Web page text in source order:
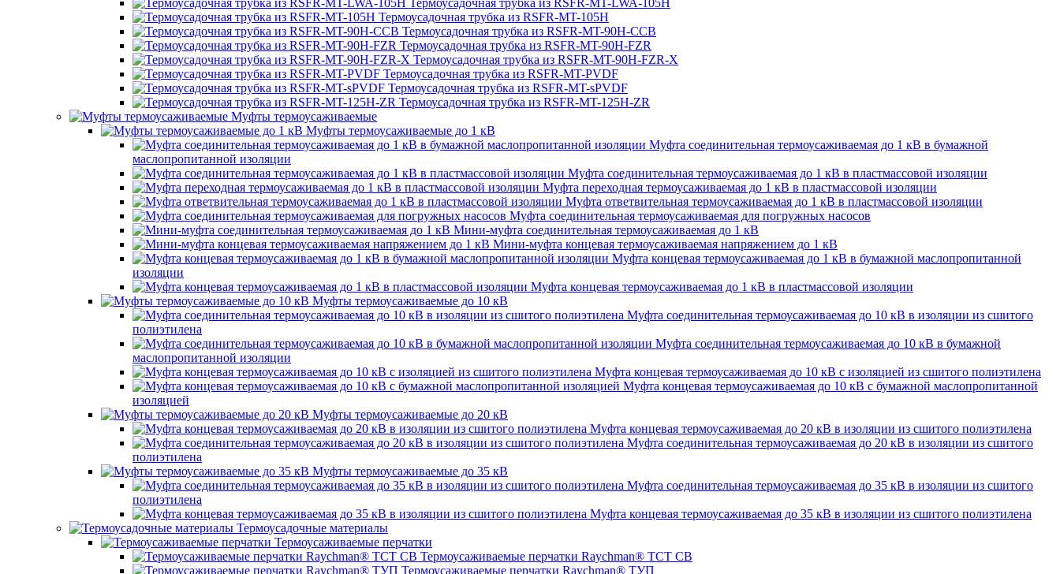
Термоусадочная трубка из RSFR-MT-LWA-105H
Термоусадочная трубка из RSFR-MT-105H
Термоусадочная трубка из RSFR-MT-90H-CCB
Термоусадочная трубка из RSFR-MT-90H-FZR
Термоусадочная трубка из RSFR-MT-90H-FZR-X
Термоусадочная трубка из RSFR-MT-PVDF
Термоусадочная трубка из RSFR-MT-sPVDF
Термоусадочная трубка из RSFR-MT-125H-ZR
Муфты термоусаживаемые
Муфты термоусаживаемые до 1 кВ
Муфта соединительная термоусаживаемая до 1 кВ в бумажной
маслопропитанной изоляции
Муфта соединительная термоусаживаемая до 1 кВ в пластмассовой изоляции
Муфта переходная термоусаживаемая до 1 кВ в пластмассовой изоляции
Муфта ответвительная термоусаживаемая до 1 кВ в пластмассовой изоляции
Муфта соединительная термоусаживаемая для погружных насосов
Мини-муфта соединительная термоусаживаемая до 1 кВ
Мини-муфта концевая термоусаживаемая напряжением до 1 кВ
Муфта концевая термоусаживаемая до 1 кВ в бумажной маслопропитанной
изоляции
Муфта концевая термоусаживаемая до 1 кВ в пластмассовой изоляции
Муфты термоусаживаемые до 10 кВ
Муфта соединительная термоусаживаемая до 10 кВ в изоляции из сшитого
полиэтилена
Муфта соединительная термоусаживаемая до 10 кВ в бумажной
маслопропитанной изоляции
Муфта концевая термоусаживаемая до 10 кВ с изоляцией из сшитого полиэтилена
Муфта концевая термоусаживаемая до 10 кВ с бумажной маслопропитанной
изоляцией
Муфты термоусаживаемые до 20 кВ
Муфта концевая термоусаживаемая до 20 кВ в изоляции из сшитого полиэтилена
Муфта соединительная термоусаживаемая до 20 кВ в изоляции из сшитого
полиэтилена
Муфты термоусаживаемые до 35 кВ
Муфта соединительная термоусаживаемая до 35 кВ в изоляции из сшитого
полиэтилена
Муфта концевая термоусаживаемая до 35 кВ в изоляции из сшитого полиэтилена
Термоусадочные материалы
Термоусаживаемые перчатки
Термоусаживаемые перчатки Raychman® TCT CB
Термоусаживаемые перчатки Raychman® ТУП